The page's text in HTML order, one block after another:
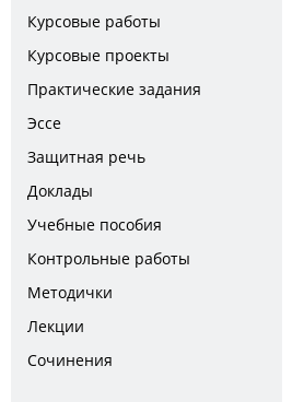
Курсовые работы
Курсовые проекты
Практические задания
Эссе
Защитная речь
Доклады
Учебные пособия
Контрольные работы
Методички
Лекции
Сочинения